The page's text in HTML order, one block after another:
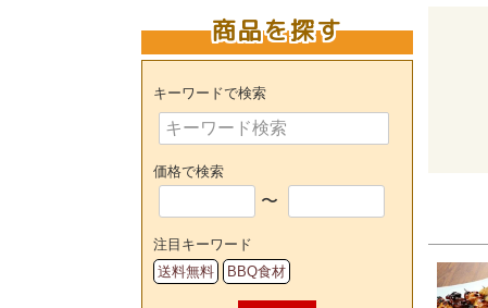
商品を探す
キーワードで検索
価格で検索
〜
注目キーワード
送料無料
BBQ食材